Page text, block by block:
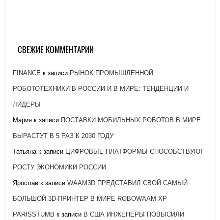
26 ЯНВАРЯ, 2021
СВЕЖИЕ КОММЕНТАРИИ
FINANCE к записи РЫНОК ПРОМЫШЛЕННОЙ
РОБОТОТЕХНИКИ В РОССИИ И В МИРЕ: ТЕНДЕНЦИИ И
ЛИДЕРЫ
Мария к записи ПОСТАВКИ МОБИЛЬНЫХ РОБОТОВ В МИРЕ
ВЫРАСТУТ В 5 РАЗ К 2030 ГОДУ
Татьянак записи ЦИФРОВЫЕ ПЛАТФОРМЫ СПОСОБСТВУЮТ
РОСТУ ЭКОНОМИКИ РОССИИ
Ярослав к записи WAAM3D ПРЕДСТАВИЛ СВОЙ САМЫЙ
БОЛЬШОЙ 3D-ПРИНТЕР В МИРЕ ROBOWAAM XP
PARISSTUMB к записи В США ИНЖЕНЕРЫ ПОВЫСИЛИ